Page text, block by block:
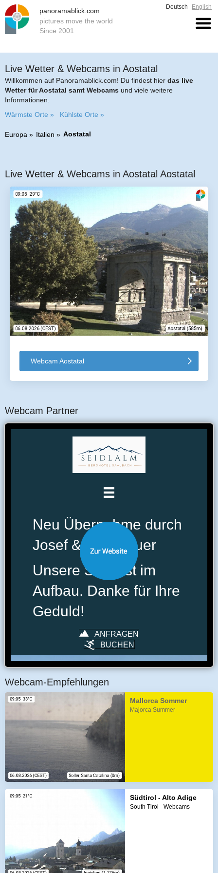
panoramablick.com
pictures move the world
Since 2001
Deutsch English
Live Wetter & Webcams in Aostatal
Willkommen auf Panoramablick.com! Du findest hier das live
Wetter für Aostatal samt Webcams und viele weitere
Informationen.
Wärmste Orte »
Kühlste Orte »
Europa Italien Aostatal
Live Wetter & Webcams in Aostatal Aostatal
Webcam Aostatal
Webcam Partner
Webcam-Empfehlungen
Mallorca Sommer
Majorca Summer
Südtirol - Alto Adige
South Tirol - Webcams